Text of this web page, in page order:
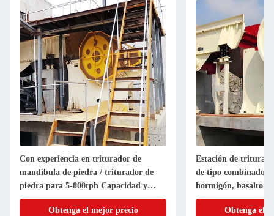
Con experiencia en triturador de
mandíbula de piedra / triturador de
piedra para 5-800tph Capacidad y
certificación ISO
Obtenga el mejor precio
Estación de
de tipo combinado
hormigón, basalto y
Obtenga el